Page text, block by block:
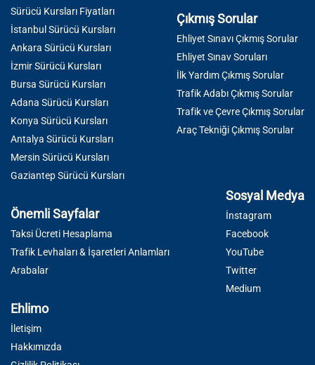
Sürücü Kursları Fiyatları
İstanbul Sürücü Kursları
Ankara Sürücü Kursları
İzmir Sürücü Kursları
Bursa Sürücü Kursları
Adana Sürücü Kursları
Konya Sürücü Kursları
Antalya Sürücü Kursları
Mersin Sürücü Kursları
Gaziantep Sürücü Kursları
Çıkmış Sorular
Ehliyet Sınavı Çıkmış Sorular
Ehliyet Sınav Soruları
İlk Yardım Çıkmış Sorular
Trafik Adabı Çıkmış Sorular
Trafik ve Çevre Çıkmış Sorular
Araç Tekniği Çıkmış Sorular
Önemli Sayfalar
Taksi Ücreti Hesaplama
Trafik Levhaları & İşaretleri Anlamları
Arabalar
Sosyal Medya
İnstagram
Facebook
YouTube
Twitter
Medium
Ehlimo
İletişim
Hakkımızda